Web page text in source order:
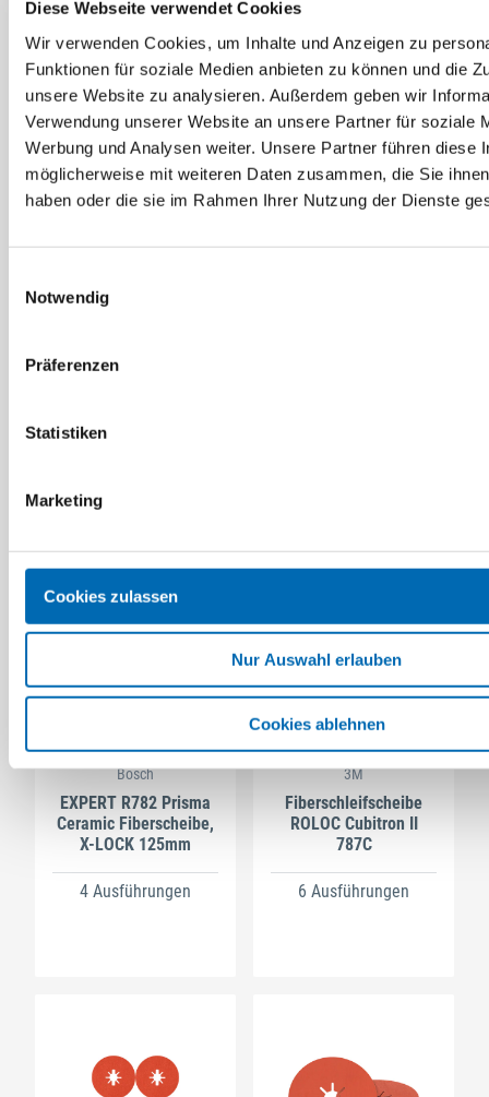
Diese Webseite verwendet Cookies
Wir verwenden Cookies, um Inhalte und Anzeigen zu
Funktionen für soziale Medien anbieten zu können und die
unsere Website zu analysieren. Außerdem geben wir
Verwendung unserer Website an unsere Partner für soziale
Werbung und Analysen weiter. Unsere Partner führen diese
möglicherweise mit weiteren Daten zusammen, die Sie
haben oder die sie im Rahmen Ihrer Nutzung der Dienste
Notwendig
Präferenzen
Statistiken
Marketing
Cookies zulassen
Nur Auswahl erlauben
Cookies ablehnen
Ceramic Fiberscheibe
180 mm
3 Ausführungen
Artikel-Nr. 2608621788
Bosch
X-LOCK 125mm
2 Ausführungen
Bosch
EXPERT R782 Prisma
Ceramic Fiberscheibe,
X-LOCK 125mm
4 Ausführungen
3M
Fiberschleifscheibe
ROLOC Cubitron II
787C
6 Ausführungen